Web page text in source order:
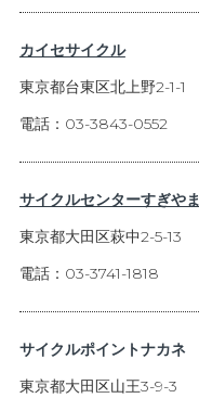
カイセサイクル
東京都台東区北上野2-1-1
電話：03-3843-0552
サイクルセンターすぎやま
東京都大田区萩中2-5-13
電話：03-3741-1818
サイクルポイントナカネ
東京都大田区山王3-9-3